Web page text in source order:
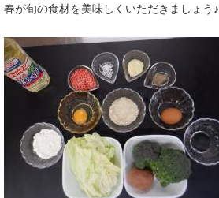
春が旬の食材を美味しくいただきましょう♪